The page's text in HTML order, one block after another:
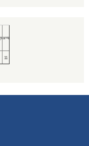
अन्य
11